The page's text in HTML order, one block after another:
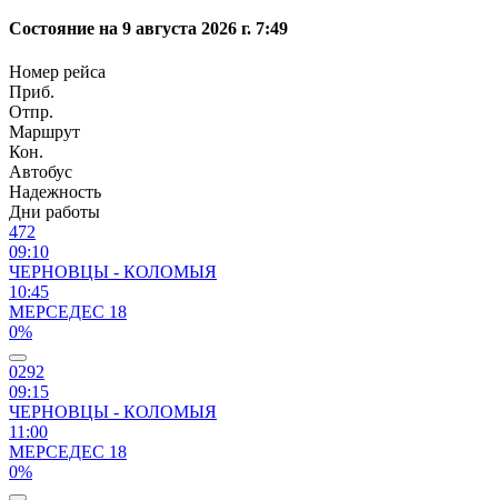
Состояние на 9 августа 2026 г. 7:49
Номер рейса
Приб.
Отпр.
Маршрут
Кон.
Автобус
Надежность
Дни работы
472
09:10
ЧЕРНОВЦЫ - КОЛОМЫЯ
10:45
МЕРСЕДЕС 18
0%
0292
09:15
ЧЕРНОВЦЫ - КОЛОМЫЯ
11:00
МЕРСЕДЕС 18
0%